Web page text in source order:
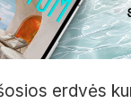
erdvės